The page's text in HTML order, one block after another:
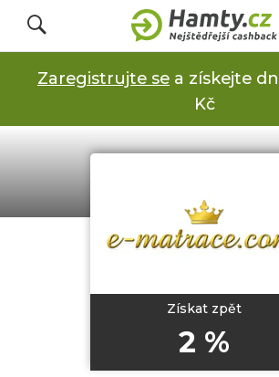
Přihlásit se
Registrovat
Obchody
Zaregistrujte se a získejte
Kč
Získat zpět
2 %